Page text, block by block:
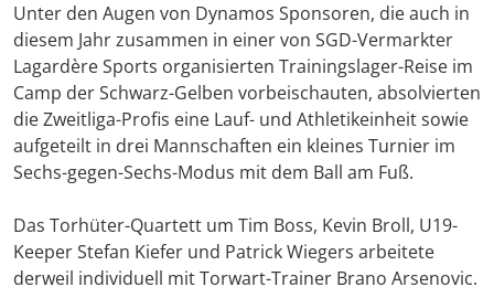
Unter den Augen von Dynamos Sponsoren, die auch in
diesem Jahr zusammen in einer von SGD-Vermarkter
Lagardère Sports organisierten Trainingslager-Reise im
Camp der Schwarz-Gelben vorbeischauten, absolvierten
die Zweitliga-Profis eine Lauf- und Athletikeinheit sowie
aufgeteilt in drei Mannschaften ein kleines Turnier im
Sechs-gegen-Sechs-Modus mit dem Ball am Fuß.
Das Torhüter-Quartett um Tim Boss, Kevin Broll, U19-
Keeper Stefan Kiefer und Patrick Wiegers arbeitete
derweil individuell mit Torwart-Trainer Brano Arsenovic.